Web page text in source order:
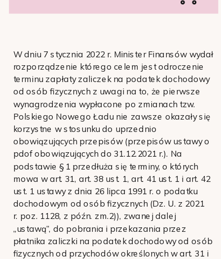
W dniu 7 stycznia 2022 r. Minister Finansów wydał
rozporządzenie którego celem jest odroczenie
terminu zapłaty zaliczek na podatek dochodowy
od osób fizycznych z uwagi na to, że pierwsze
wynagrodzenia wypłacone po zmianach tzw.
Polskiego Nowego Ładu nie zawsze okazały się
korzystne w stosunku do uprzednio
obowiązujących przepisów (przepisów ustawy o
pdof obowiązujących do 31.12.2021 r.). Na
podstawie § 1 przedłuża się terminy, o których
mowa w art. 31, art. 38 ust. 1, art. 41 ust. 1 i art. 42
ust. 1 ustawy z dnia 26 lipca 1991 r. o podatku
dochodowym od osób fizycznych (Dz. U. z 2021
r. poz. 1128, z późn. zm.2)), zwanej dalej
„ustawą”, do pobrania i przekazania przez
płatnika zaliczki na podatek dochodowy od osób
fizycznych od przychodów określonych w art. 31 i